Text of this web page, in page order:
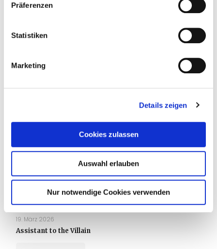
Präferenzen
Statistiken
Marketing
Details zeigen
Cookies zulassen
Auswahl erlauben
Nur notwendige Cookies verwenden
19. März 2026
Assistant to the Villain